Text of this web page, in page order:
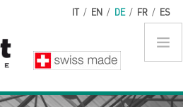
IT / EN / DE / FR / ES